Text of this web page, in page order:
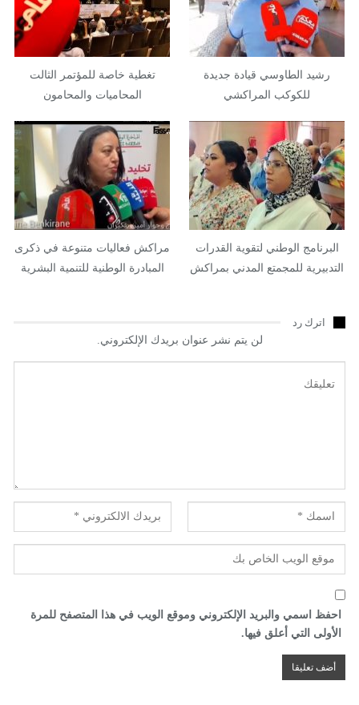
رشيد الطاوسي قيادة جديدة
للكوكب المراكشي
تغطية خاصة للمؤتمر الثالت
المحاميات والمحامون
البرنامج الوطني لتقوية القدرات
التدبيرية للمجمتع المدني بمراكش
مراكش فعاليات متنوعة في ذكرى
المبادرة الوطنية للتنمية البشرية
اترك رد
لن يتم نشر عنوان بريدك الإلكتروني.
احفظ اسمي والبريد الإلكتروني وموقع الويب في هذا المتصفح للمرة
الأولى التي أعلق فيها.